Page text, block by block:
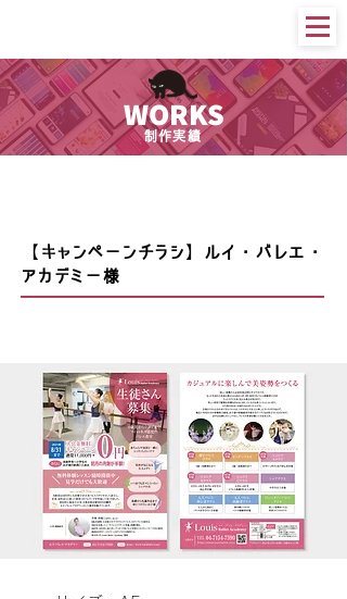
WORKS
制作実績
【キャンペーンチラシ】ルイ・バレエ・
アカデミー様